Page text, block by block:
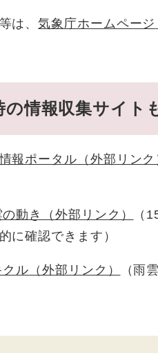
は、気象庁ホームページ
の情報収集サイト
報ポータル （外部リンク
動き （外部リンク）
（
に確認できます）
ル （外部リンク）
（雨